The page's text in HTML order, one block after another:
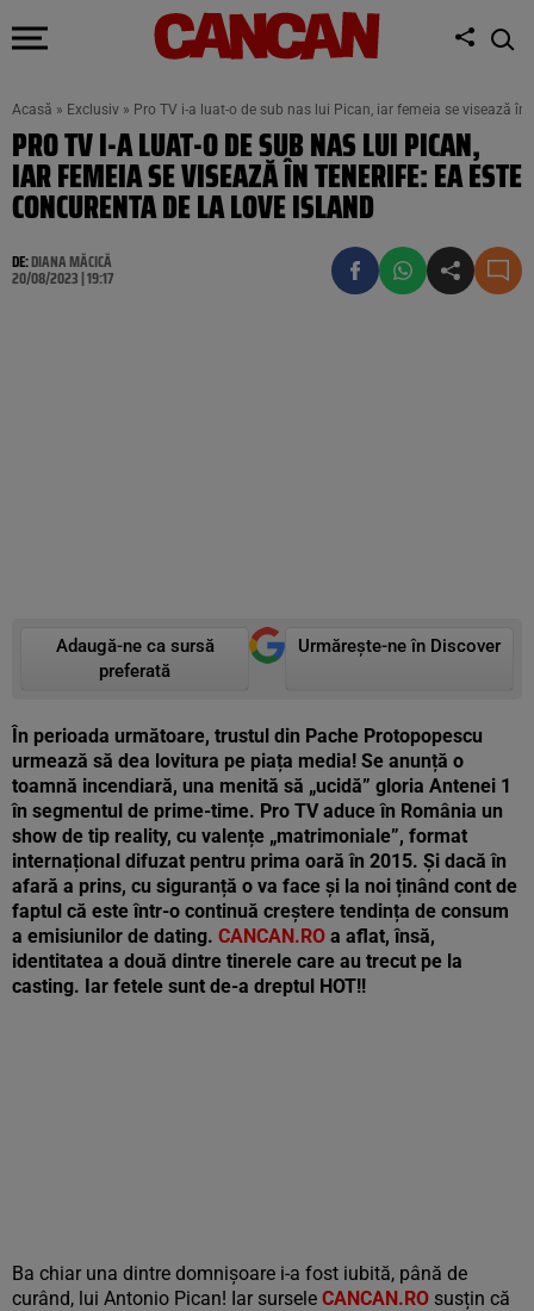
Acasă » Exclusiv » Pro TV i-a luat-o de sub nas lui Pican, iar femeia se visează
PRO TV I-A LUAT-O DE SUB NAS LUI PICAN,
IAR FEMEIA SE VISEAZĂ ÎN TENERIFE: EA ESTE
CONCURENTA DE LA LOVE ISLAND
DE:DIANA MĂCICĂ
20/08/2023 | 19:17
Adaugă-ne ca sursă
preferată
Urmărește-ne în Discover
În perioada următoare, trustul din Pache Protopopescu
urmează să dea lovitura pe piața media! Se anunță o
toamnă incendiară, una menită să „ucidă” gloria Antenei 1
în segmentul de prime-time. Pro TV aduce în România un
show de tip reality, cu valențe „matrimoniale”, format
internațional difuzat pentru prima oară în 2015. Și dacă în
afară a prins, cu siguranță o va face și la noi ținând cont de
faptul că este într-o continuă creștere tendința de consum
a emisiunilor de dating. CANCAN.RO a aflat, însă,
identitatea a două dintre tinerele care au trecut pe la
casting. Iar fetele sunt de-a dreptul HOT!!
Ba chiar una dintre domnișoare i-a fost iubită, până de
curând, lui Antonio Pican! Iar sursele CANCAN.RO susțin că